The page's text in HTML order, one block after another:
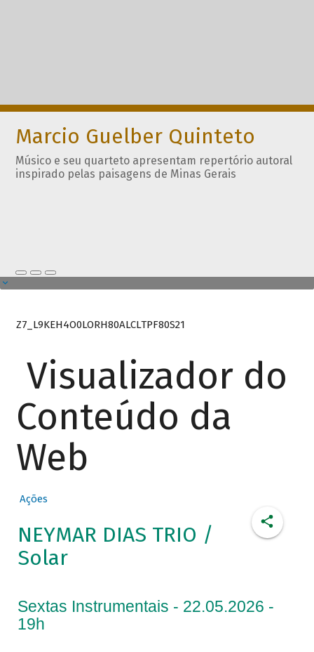
Marcio Guelber Quinteto
Músico e seu quarteto apresentam repertório autoral
inspirado pelas paisagens de Minas Gerais
Z7_L9KEH4O0LORH80ALCLTPF80S21
Visualizador do
Conteúdo da
Web
Ações
NEYMAR DIAS TRIO /
Solar
Sextas Instrumentais - 22.05.2026 -
19h